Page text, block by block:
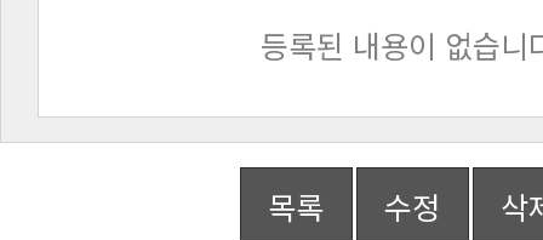
등록된 내용이 없습니
목록 수정 삭